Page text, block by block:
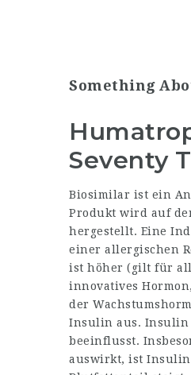
Something
Seventy
Biosimilar ist ein
Produkt wird auf
hergestellt. Eine
einer allergischen
ist höher (gilt für
innovatives
der
Insulin aus. Insulin
beeinflusst.
auswirkt, ist Insulin